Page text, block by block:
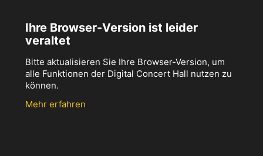
Ihre Browser-Version ist leider
veraltet
Bitte aktualisieren Sie Ihre Browser-Version, um
alle Funktionen der Digital Concert Hall nutzen zu
können.
Mehr erfahren